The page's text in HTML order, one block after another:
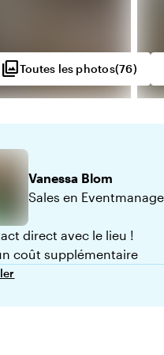
photo_libraryToutes les photos(76)
Vanessa Blom
Sales en
direct avec le lieu !
coût supplémentaire